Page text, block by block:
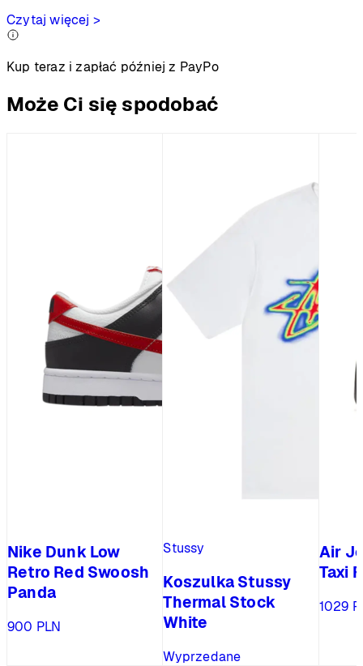
Czytaj więcej >
Kup teraz i zapłać później z PayPo
Może Ci się spodobać
Nike Dunk Low
Retro Red Swoosh
Panda
900 PLN
Stussy
Koszulka Stussy
Thermal Stock
White
Wyprzedane
Air
Taxi
1029